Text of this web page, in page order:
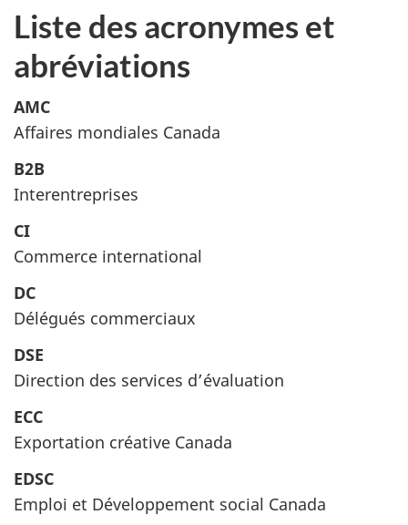
Liste des acronymes et
abréviations
AMC
Affaires mondiales Canada
B2B
Interentreprises
CI
Commerce international
DC
Délégués commerciaux
DSE
Direction des services d’évaluation
ECC
Exportation créative Canada
EDSC
Emploi et Développement social Canada